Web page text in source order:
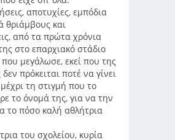
αποτυχίες, εμπόδια
θριάμβους και
από τα πρώτα χρόνια
στο επαρχιακό στάδιο
μεγάλωσε, εκεί που της
πρόκειται ποτέ να γίνει
τη στιγμή που το
το όνομά της, για να την
το πόσο καλή αθλήτρια
του σχολείου, κυρία